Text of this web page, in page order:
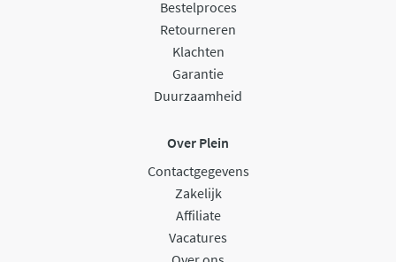
Bestelproces
Retourneren
Klachten
Garantie
Duurzaamheid
Over Plein
Contactgegevens
Zakelijk
Affiliate
Vacatures